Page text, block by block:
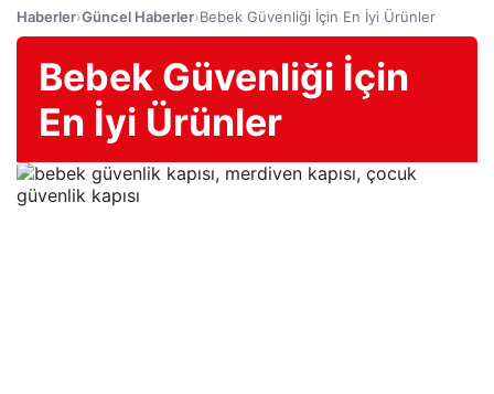
Haberler›Güncel Haberler›Bebek Güvenliği İçin En İyi Ürünler
Bebek Güvenliği İçin
En İyi Ürünler